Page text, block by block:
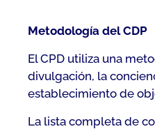
Metodología del CDP
El CPD utiliza una
divulgación, la
establecimiento de
La lista completa de